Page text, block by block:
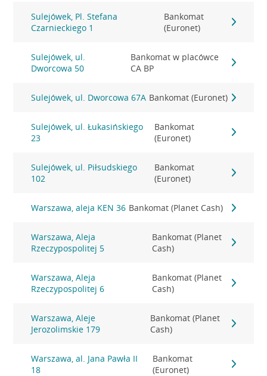
Sulejówek, Pl. Stefana
Czarnieckiego 1
Bankomat
(Euronet)
Sulejówek, ul.
Dworcowa 50
Bankomat w placówce
CA BP
Sulejówek, ul. Dworcowa 67A Bankomat (Euronet)
Sulejówek, ul. Łukasińskiego
23
Bankomat
(Euronet)
Sulejówek, ul. Piłsudskiego
102
Bankomat
(Euronet)
Warszawa, aleja KEN 36 Bankomat (Planet Cash)
Warszawa, Aleja
Rzeczypospolitej 5
Bankomat (Planet
Cash)
Warszawa, Aleja
Rzeczypospolitej 6
Bankomat (Planet
Cash)
Warszawa, Aleje
Jerozolimskie 179
Bankomat (Planet
Cash)
Warszawa, al. Jana Pawła II
18
Bankomat
(Euronet)